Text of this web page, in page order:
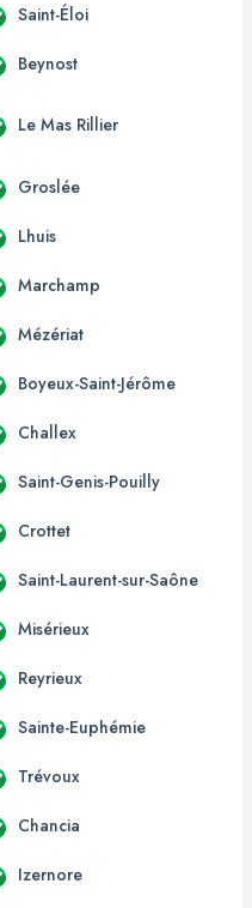
Saint-Éloi
Beynost
Le Mas Rillier
Groslée
Lhuis
Marchamp
Mézériat
Boyeux-Saint-Jérôme
Challex
Saint-Genis-Pouilly
Crottet
Saint-Laurent-sur-Saône
Misérieux
Reyrieux
Sainte-Euphémie
Trévoux
Chancia
Izernore